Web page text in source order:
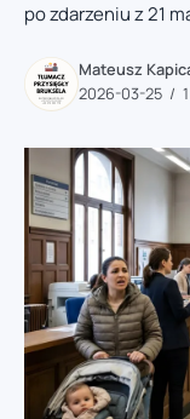
po zdarzeniu z 21
Mateusz
2026-03-25